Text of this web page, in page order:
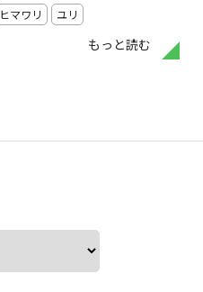
もっと読む
ヒマワリ ユリ